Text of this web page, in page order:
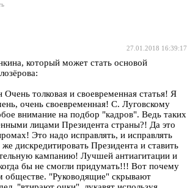
27.01.2018 16:39:17
который может стать основой
толковая и своевременная статья! Я
очень своевременная! С. Луговскому
внимание на подбор "кадров". Ведь таких
лицами Президента страны?! Да это
Это надо исправлять, и исправлять
дискредитировать Президента и ставить
кампанию! Лучшей антиагитации и
бы не смогли придумать!!! Вот почему
обществе. "Руководящие" скрывают